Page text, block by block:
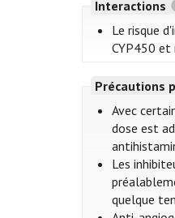
Interactions
Le risque
CYP450
Précautions
Avec
dose est
Les
quelque